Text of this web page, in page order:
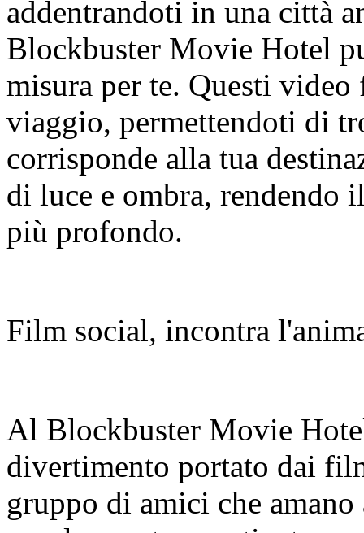
addentrandoti in una città
Blockbuster Movie Hotel
misura per te. Questi
viaggio, permettendoti di
corrisponde alla tua
di luce e ombra, rendendo
più profondo.
Film social, incontra
Al Blockbuster Movie
divertimento portato dai
gruppo di amici che